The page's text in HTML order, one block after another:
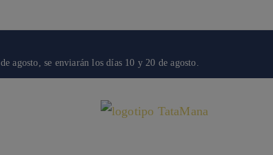
agosto, se enviarán los días 10 y 20 de agosto.